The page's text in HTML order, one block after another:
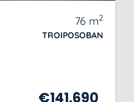
76 m2
TROIPOSOBAN
€141.690